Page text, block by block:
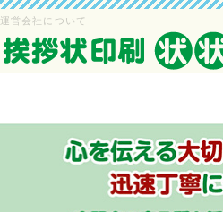
運営会社について